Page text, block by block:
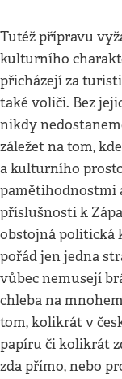
Tutéž přípravu
kulturního
přicházejí za
také voliči. Bez
nikdy
záležet na tom,
a kulturního
pamětihodnostmi
příslušnosti k
obstojná politická
pořád jen jedna
vůbec nemusejí
chleba na
tom, kolikrát v
papíru či kolikrát
zda přímo, nebo